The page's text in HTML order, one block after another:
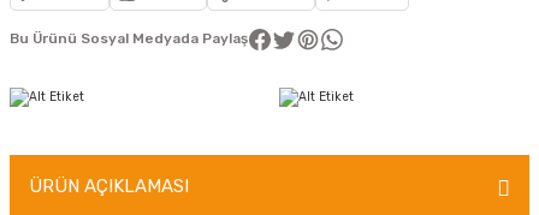
Bu Ürünü Sosyal Medyada Paylaş
ÜRÜN AÇIKLAMASI